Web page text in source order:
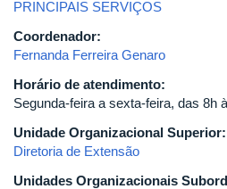
PRINCIPAIS SERVIÇOS
Coordenador:
Fernanda Ferreira Genaro
Horário de atendimento:
Segunda-feira a sexta-feira, das 8h
Unidade Organizacional Superior:
Diretoria de Extensão
Unidades Organizacionais